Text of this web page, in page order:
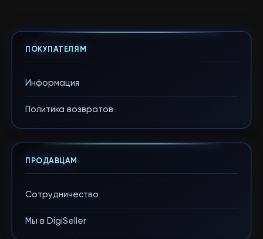
ПОКУПАТЕЛЯМ
Информация
Политика возвратов
ПРОДАВЦАМ
Сотрудничество
Мы в DigiSeller